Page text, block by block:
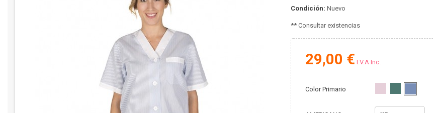
Condición: Nuevo
** Consultar existencias
29,00 € I.V.A Inc.
Color Primario